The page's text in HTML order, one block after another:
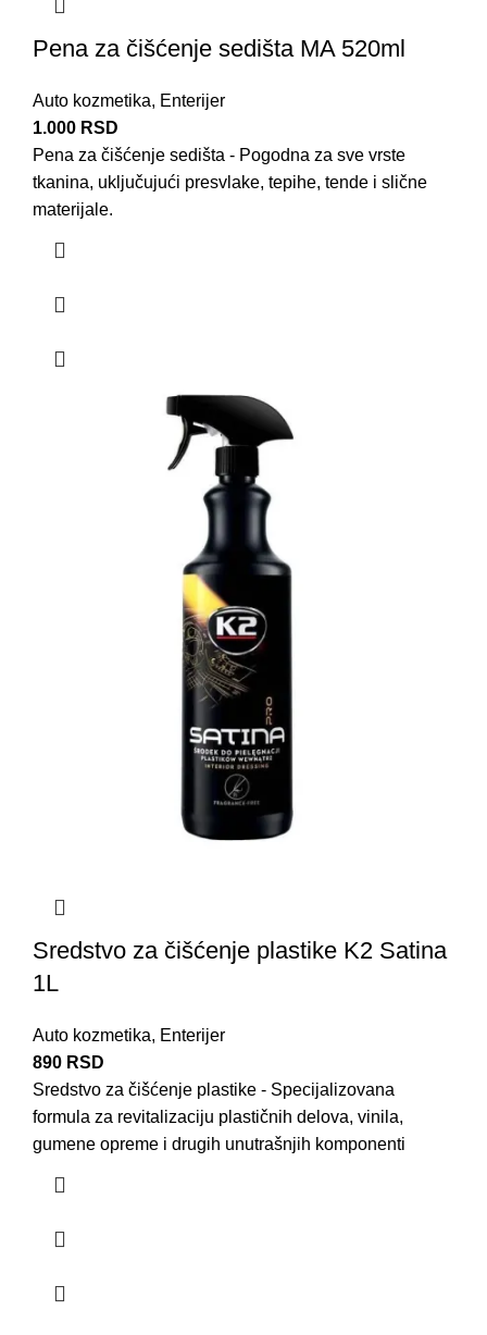
Pena za čišćenje sedišta MA 520ml
Auto kozmetika, Enterijer
1.000 RSD
Pena za čišćenje sedišta - Pogodna za sve vrste
tkanina, uključujući presvlake, tepihe, tende i slične
materijale.
Sredstvo za čišćenje plastike K2 Satina
1L
Auto kozmetika, Enterijer
890 RSD
Sredstvo za čišćenje plastike - Specijalizovana
formula za revitalizaciju plastičnih delova, vinila,
gumene opreme i drugih unutrašnjih komponenti